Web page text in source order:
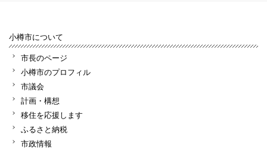
小樽市について
市長のページ
小樽市のプロフィル
市議会
計画・構想
移住を応援します
ふるさと納税
市政情報